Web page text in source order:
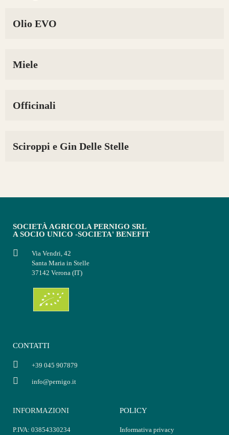
Olio EVO
Miele
Officinali
Sciroppi e Gin Delle Stelle
SOCIETÀ AGRICOLA PERNIGO SRL
A SOCIO UNICO -SOCIETA' BENEFIT
Via Vendri, 42
Santa Maria in Stelle
37142 Verona (IT)
CONTATTI
+39 045 907879
info@pernigo.it
INFORMAZIONI
P.IVA: 03854330234
POLICY
Informativa privacy